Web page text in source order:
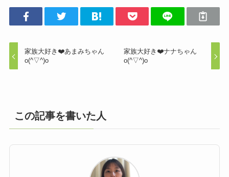
家族大好き❤️あまみちゃん
o(^▽^)o
家族大好き❤️ナナちゃん
o(^▽^)o
この記事を書いた人